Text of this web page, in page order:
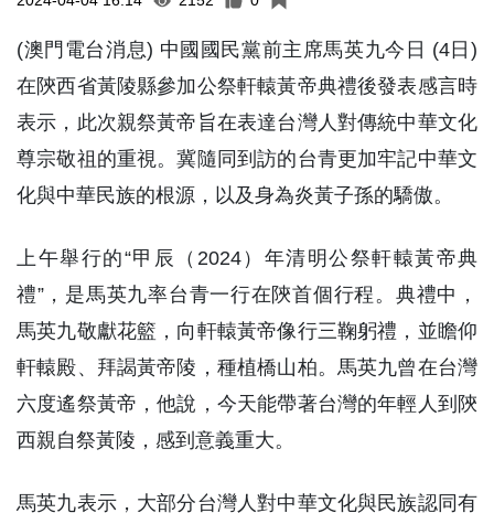
(澳門電台消息) 中國國民黨前主席馬英九今日 (4日)
在陝西省黃陵縣參加公祭軒轅黃帝典禮後發表感言時
表示，此次親祭黃帝旨在表達台灣人對傳統中華文化
尊宗敬祖的重視。冀隨同到訪的台青更加牢記中華文
化與中華民族的根源，以及身為炎黃子孫的驕傲。
上午舉行的“甲辰（2024）年清明公祭軒轅黃帝典
禮”，是馬英九率台青一行在陝首個行程。典禮中，
馬英九敬獻花籃，向軒轅黃帝像行三鞠躬禮，並瞻仰
軒轅殿、拜謁黃帝陵，種植橋山柏。馬英九曾在台灣
六度遙祭黃帝，他說，今天能帶著台灣的年輕人到陝
西親自祭黃陵，感到意義重大。
馬英九表示，大部分台灣人對中華文化與民族認同有